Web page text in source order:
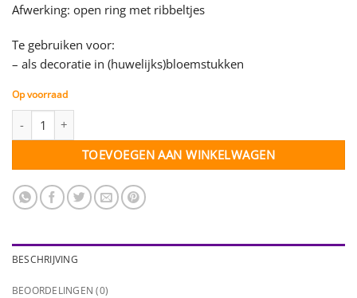
Afwerking: open ring met ribbeltjes
Te gebruiken voor:
– als decoratie in (huwelijks)bloemstukken
Op voorraad
TOEVOEGEN AAN WINKELWAGEN
BESCHRIJVING
BEOORDELINGEN (0)